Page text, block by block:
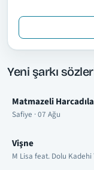
Yeni şarkı
Matmazeli
Safiye · 07 Ağu
Vişne
M Lisa feat. Dolu Kadehi